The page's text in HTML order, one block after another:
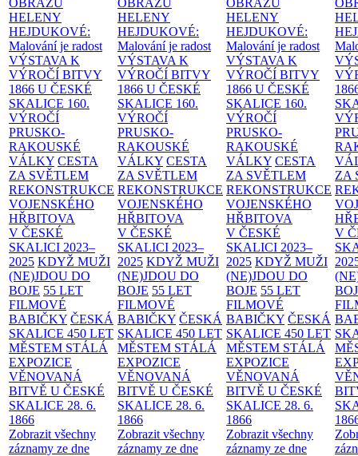
HELENY
HEJDUKOVÉ:
Malování je radost
VÝSTAVA K
VÝROČÍ BITVY
1866 U ČESKÉ
SKALICE 160.
VÝROČÍ
PRUSKO-
RAKOUSKÉ
VÁLKY CESTA
ZA SVĚTLEM
REKONSTRUKCE
VOJENSKÉHO
HŘBITOVA
V ČESKÉ
SKALICI 2023–
2025 KDYŽ MUŽI
(NE)JDOU DO
BOJE 55 LET
FILMOVÉ
BABIČKY ČESKÁ
SKALICE 450 LET
MĚSTEM STÁLÁ
EXPOZICE
VĚNOVANÁ
BITVĚ U ČESKÉ
SKALICE 28. 6.
1866
Zobrazit všechny
záznamy ze dne
HELENY
HEJDUKOVÉ:
Malování je radost
VÝSTAVA K
VÝROČÍ BITVY
1866 U ČESKÉ
SKALICE 160.
VÝROČÍ
PRUSKO-
RAKOUSKÉ
VÁLKY CESTA
ZA SVĚTLEM
REKONSTRUKCE
VOJENSKÉHO
HŘBITOVA
V ČESKÉ
SKALICI 2023–
2025 KDYŽ MUŽI
(NE)JDOU DO
BOJE 55 LET
FILMOVÉ
BABIČKY ČESKÁ
SKALICE 450 LET
MĚSTEM STÁLÁ
EXPOZICE
VĚNOVANÁ
BITVĚ U ČESKÉ
SKALICE 28. 6.
1866
Zobrazit všechny
záznamy ze dne
HELENY
HEJDUKOVÉ:
Malování je radost
VÝSTAVA K
VÝROČÍ BITVY
1866 U ČESKÉ
SKALICE 160.
VÝROČÍ
PRUSKO-
RAKOUSKÉ
VÁLKY CESTA
ZA SVĚTLEM
REKONSTRUKCE
VOJENSKÉHO
HŘBITOVA
V ČESKÉ
SKALICI 2023–
2025 KDYŽ MUŽI
(NE)JDOU DO
BOJE 55 LET
FILMOVÉ
BABIČKY ČESKÁ
SKALICE 450 LET
MĚSTEM STÁLÁ
EXPOZICE
VĚNOVANÁ
BITVĚ U ČESKÉ
SKALICE 28. 6.
1866
Zobrazit všechny
záznamy ze dne
ZA
V